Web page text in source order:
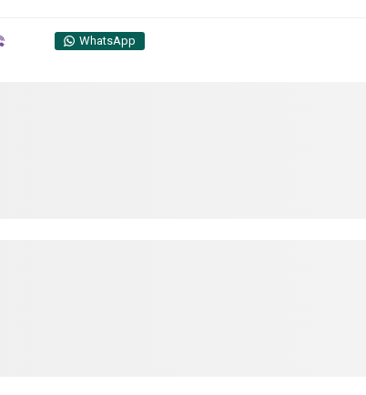
WhatsApp